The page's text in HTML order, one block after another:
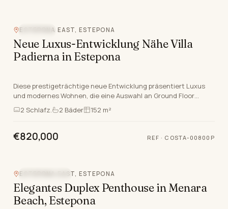
ESTEPONA EAST, ESTEPONA
Neue Luxus-Entwicklung Nähe Villa
Padierna in Estepona
Diese prestigeträchtige neue Entwicklung präsentiert Luxus
und modernes Wohnen, die eine Auswahl an Ground Floor
Apartments, Apartments und Penthouses bietet,…
2 Schlafz. 2 Bäder 152 m²
€820,000 REF · COSTA-00800P
ESTEPONA EAST, ESTEPONA
Elegantes Duplex Penthouse in Menara
Beach, Estepona